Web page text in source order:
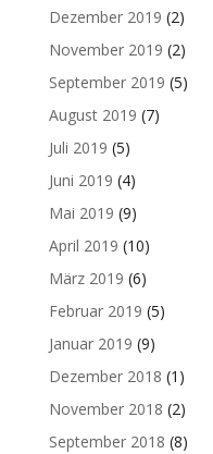
Dezember 2019 (2)
November 2019 (2)
September 2019 (5)
August 2019 (7)
Juli 2019 (5)
Juni 2019 (4)
Mai 2019 (9)
April 2019 (10)
März 2019 (6)
Februar 2019 (5)
Januar 2019 (9)
Dezember 2018 (1)
November 2018 (2)
September 2018 (8)